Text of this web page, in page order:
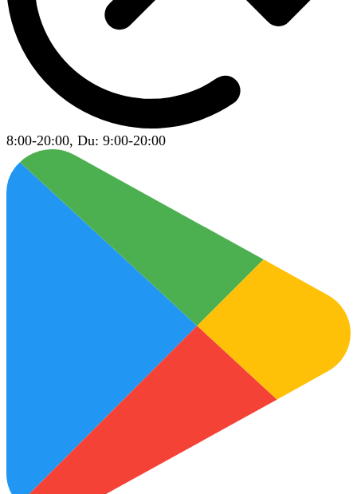
8:00-20:00, Du: 9:00-20:00